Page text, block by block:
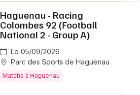
Haguenau - Racing
Colombes 92 (Football
National 2 - Group A)
Le 05/09/2026
Parc des Sports de Haguenau
Matchs à Haguenau